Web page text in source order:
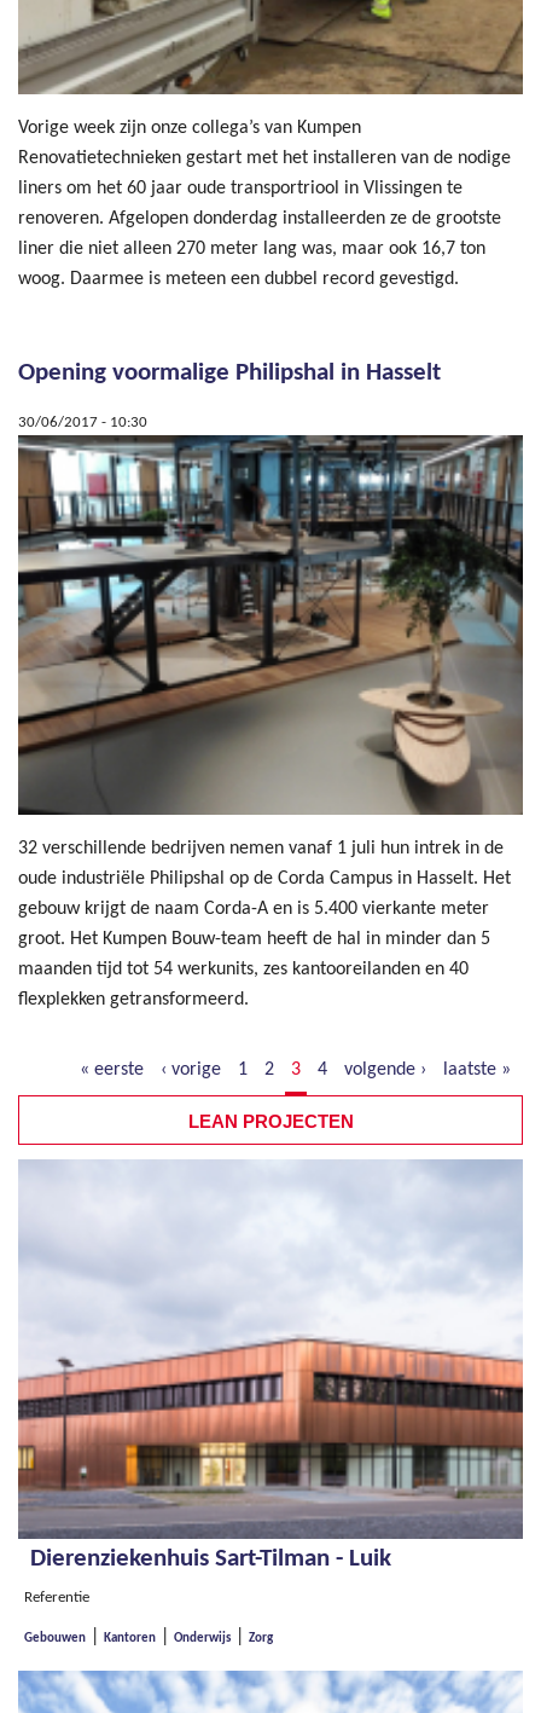
Vorige week zijn onze collega’s van Kumpen
Renovatietechnieken gestart met het installeren van de nodige
liners om het 60 jaar oude transportriool in Vlissingen te
renoveren. Afgelopen donderdag installeerden ze de grootste
liner die niet alleen 270 meter lang was, maar ook 16,7 ton
woog. Daarmee is meteen een dubbel record gevestigd.
Opening voormalige Philipshal in Hasselt
30/06/2017 - 10:30
32 verschillende bedrijven nemen vanaf 1 juli hun intrek in de
oude industriële Philipshal op de Corda Campus in Hasselt. Het
gebouw krijgt de naam Corda-A en is 5.400 vierkante meter
groot. Het Kumpen Bouw-team heeft de hal in minder dan 5
maanden tijd tot 54 werkunits, zes kantooreilanden en 40
flexplekken getransformeerd.
« eerste ‹ vorige 1 2 3 4 volgende › laatste »
LEAN PROJECTEN
Dierenziekenhuis Sart-Tilman - Luik
Referentie
Gebouwen Kantoren Onderwijs Zorg